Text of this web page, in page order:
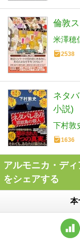
倫敦
米澤穂
2538
ネタ
小説)
下村敦
1636
アルモニカ・デ
をシェアする
本